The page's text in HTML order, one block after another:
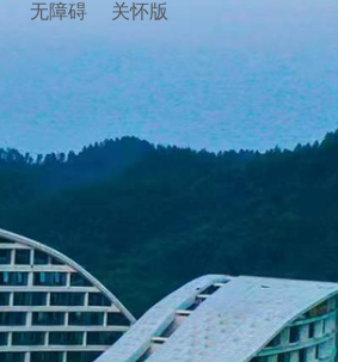
关怀版
无障碍